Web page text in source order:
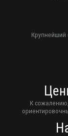
Крупнейший
К